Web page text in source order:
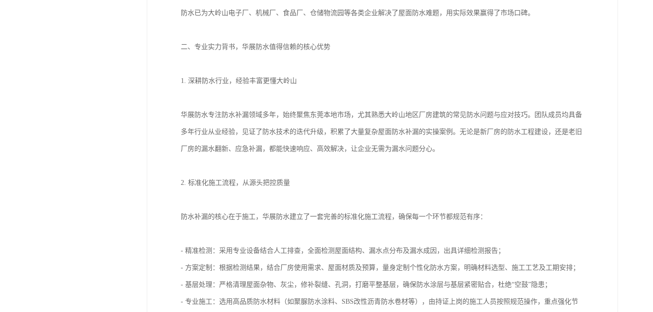
防水已为大岭山电子厂、机械厂、食品厂、仓储物流园等各类企业解决了屋面防水难题，用实际效果赢得了市场口碑。
二、专业实力背书，华展防水值得信赖的核心优势
1. 深耕防水行业，经验丰富更懂大岭山
华展防水专注防水补漏领域多年，始终聚焦东莞本地市场，尤其熟悉大岭山地区厂房建筑的常见防水问题与应对技巧。团队成员均具备
多年行业从业经验，见证了防水技术的迭代升级，积累了大量复杂屋面防水补漏的实操案例。无论是新厂房的防水工程建设，还是老旧
厂房的漏水翻新、应急补漏，都能快速响应、高效解决，让企业无需为漏水问题分心。
2. 标准化施工流程，从源头把控质量
防水补漏的核心在于施工，华展防水建立了一套完善的标准化施工流程，确保每一个环节都规范有序：
- 精准检测：采用专业设备结合人工排查，全面检测屋面结构、漏水点分布及漏水成因，出具详细检测报告；
- 方案定制：根据检测结果，结合厂房使用需求、屋面材质及预算，量身定制个性化防水方案，明确材料选型、施工工艺及工期安排；
- 基层处理：严格清理屋面杂物、灰尘，修补裂缝、孔洞，打磨平整基层，确保防水涂层与基层紧密贴合，杜绝“空鼓”隐患；
- 专业施工：选用高品质防水材料（如聚脲防水涂料、SBS改性沥青防水卷材等），由持证上岗的施工人员按照规范操作，重点强化节